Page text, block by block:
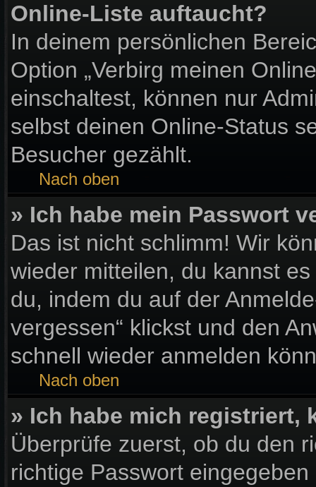
Online-Liste auftaucht?
In deinem persönlichen
Option „Verbirg meinen
einschaltest, können nur
selbst deinen Online-Status
Besucher gezählt.
Nach oben
» Ich habe mein Passwort
Das ist nicht schlimm! Wir
wieder mitteilen, du kannst
du, indem du auf der
vergessen“ klickst und den
schnell wieder anmelden
Nach oben
» Ich habe mich registriert,
Überprüfe zuerst, ob du den
richtige Passwort